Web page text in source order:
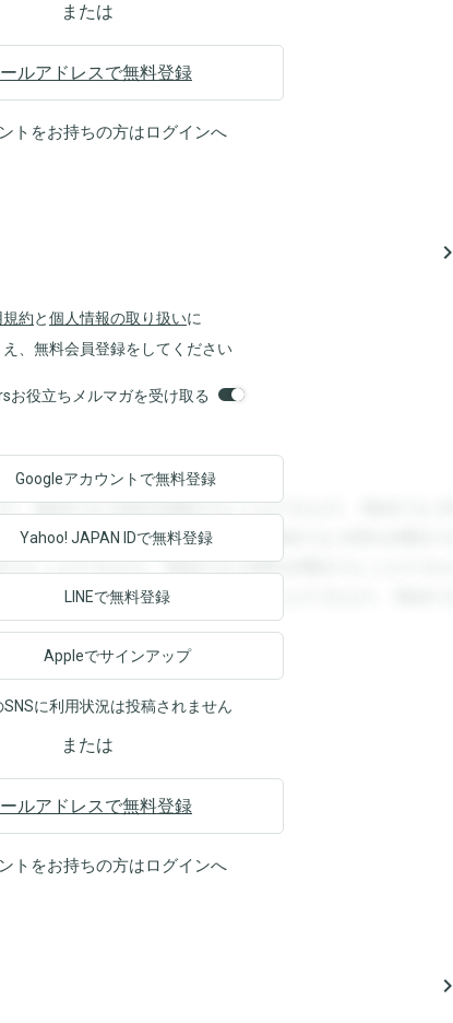
または
ルアドレスで無料登録
トをお持ちの方はログインへ
navigate_next
約と個人情報の取り扱いに
え、無料会員登録をしてください
お役立ちメルマガを受け取る
。登録すると回答を閲覧することができます。登録すると回
回答を閲覧することができます。登録すると回答を閲覧する
ることができます。登録すると回答を閲覧することができま
ます。登録すると回答を閲覧することができます。登録する
Googleアカウントで無料登録
Yahoo! JAPAN IDで無料登録
LINEで無料登録
Appleでサインアップ
に利用状況は投稿されません
または
ルアドレスで無料登録
トをお持ちの方はログインへ
navigate_next